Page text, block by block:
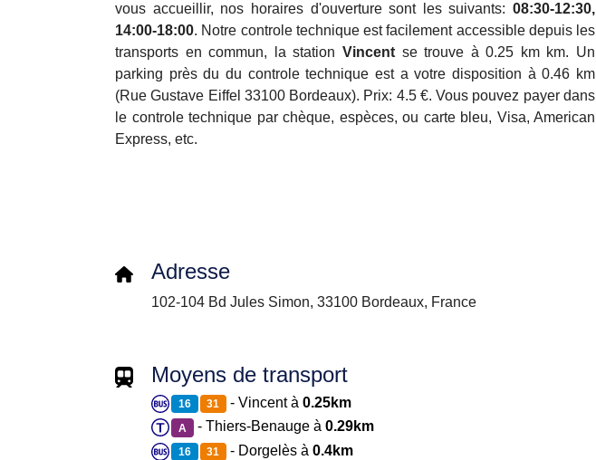
vous accueillir, nos horaires d'ouverture sont les suivants: 08:30-12:30,
14:00-18:00. Notre controle technique est facilement accessible depuis les
transports en commun, la station Vincentse trouve à 0.25 km km. Un
parking près du du controle technique est a votre disposition à 0.46 km
(Rue Gustave Eiffel 33100 Bordeaux). Prix: 4.5 €. Vous pouvez payer dans
le controle technique par chèque, espèces, ou carte bleu, Visa, American
Express, etc.
Adresse
102-104 Bd Jules Simon, 33100 Bordeaux, France
Moyens de transport
16 31 - Vincent à0.25km
A - Thiers-Benauge à 0.29km
16 31 - Dorgelès à0.4km